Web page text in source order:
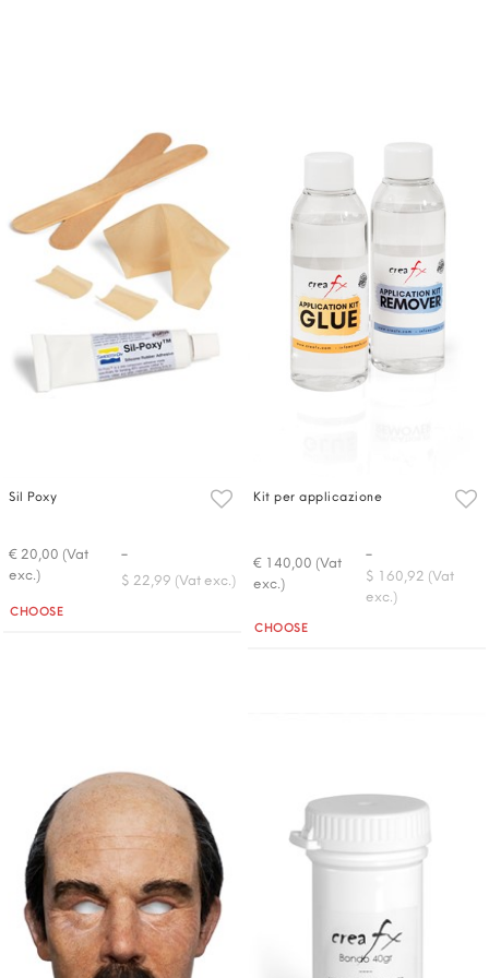
Sil Poxy
€ 20,00 (Vat
exc.)
-
$ 22,99 (Vat exc.)
Quantità
CHOOSE
Kit per applicazione
€ 140,00 (Vat
exc.)
-
$ 160,92 (Vat
exc.)
Quantità
CHOOSE